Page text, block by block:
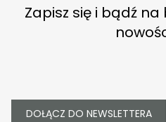
Zapisz się i bądź
DOŁĄCZ DO NEWSLETTERA